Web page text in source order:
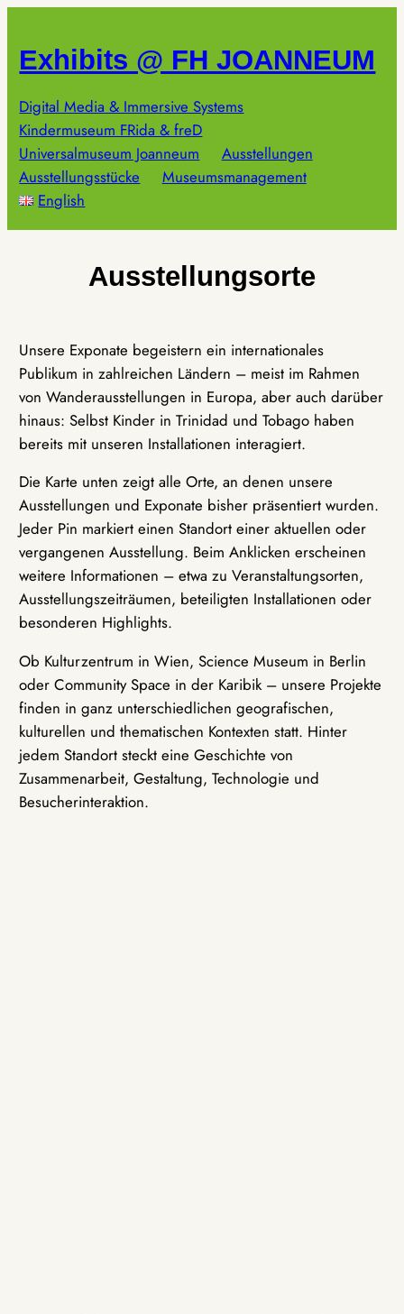
springen
Exhibits @ FH JOANNEUM
Digital Media & Immersive Systems
Kindermuseum FRida & freD
Universalmuseum Joanneum
Ausstellungen
Ausstellungsstücke
Museumsmanagement
English
Ausstellungsorte
Unsere Exponate begeistern ein internationales
Publikum in zahlreichen Ländern – meist im Rahmen
von Wanderausstellungen in Europa, aber auch darüber
hinaus: Selbst Kinder in Trinidad und Tobago haben
bereits mit unseren Installationen interagiert.
Die Karte unten zeigt alle Orte, an denen unsere
Ausstellungen und Exponate bisher präsentiert wurden.
Jeder Pin markiert einen Standort einer aktuellen oder
vergangenen Ausstellung. Beim Anklicken erscheinen
weitere Informationen – etwa zu Veranstaltungsorten,
Ausstellungszeiträumen, beteiligten Installationen oder
besonderen Highlights.
Ob Kulturzentrum in Wien, Science Museum in Berlin
oder Community Space in der Karibik – unsere Projekte
finden in ganz unterschiedlichen geografischen,
kulturellen und thematischen Kontexten statt. Hinter
jedem Standort steckt eine Geschichte von
Zusammenarbeit, Gestaltung, Technologie und
Besucherinteraktion.